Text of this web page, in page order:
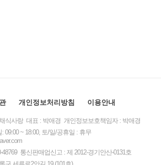
개인정보처리방침 이용안내
식사랑 대표 : 박애경 개인정보보호책임자 : 박애경
: 09:00 ~ 18:00, 토/일/공휴일 : 휴무
48769 통신판매업신고 : 제 2012-경기안산-0131호